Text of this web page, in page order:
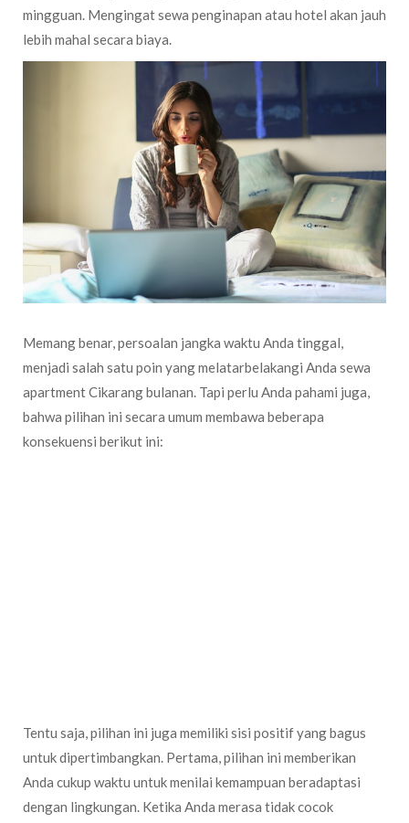
mingguan. Mengingat sewa penginapan atau hotel akan jauh
lebih mahal secara biaya.
Memang benar, persoalan jangka waktu Anda tinggal,
menjadi salah satu poin yang melatarbelakangi Anda sewa
apartment Cikarang bulanan. Tapi perlu Anda pahami juga,
bahwa pilihan ini secara umum membawa beberapa
konsekuensi berikut ini:
Tentu saja, pilihan ini juga memiliki sisi positif yang bagus
untuk dipertimbangkan. Pertama, pilihan ini memberikan
Anda cukup waktu untuk menilai kemampuan beradaptasi
dengan lingkungan. Ketika Anda merasa tidak cocok